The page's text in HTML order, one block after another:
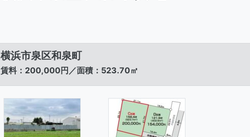
横浜市泉区和泉町
賃料：200,000円／面積：523.70㎡